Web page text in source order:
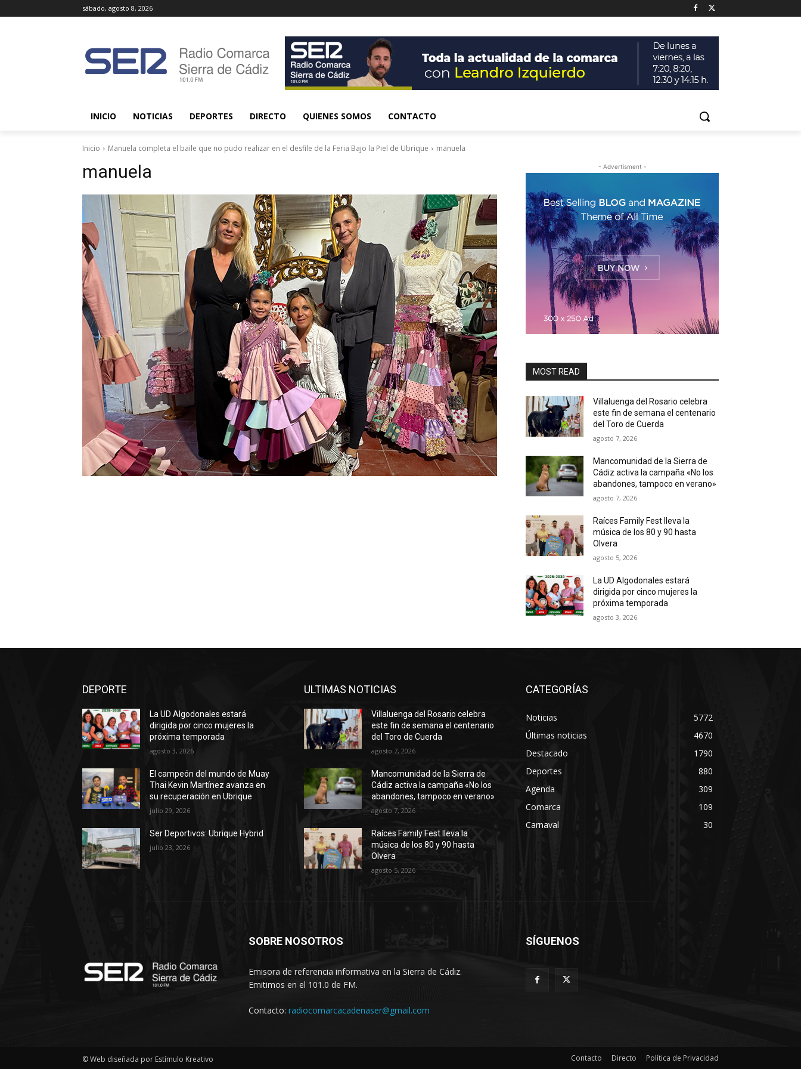
sábado, agosto 8, 2026
INICIO NOTICIAS DEPORTES DIRECTO QUIENES SOMOS CONTACTO
Inicio Manuela completa el baile que no pudo realizar en el desfile de la Feria Bajo la Piel de Ubrique manuela
manuela - Advertisment -
MOST READ
Villaluenga del Rosario celebra
este fin de semana el centenario
del Toro de Cuerda
agosto 7, 2026
Mancomunidad de la Sierra de
Cádiz activa la campaña «No los
abandones, tampoco en verano»
agosto 7, 2026
Raíces Family Fest lleva la
música de los 80 y 90 hasta
Olvera
agosto 5, 2026
La UD Algodonales estará
dirigida por cinco mujeres la
próxima temporada
agosto 3, 2026
DEPORTE
La UD Algodonales estará
dirigida por cinco mujeres la
próxima temporada
agosto 3, 2026
El campeón del mundo de Muay
Thai Kevin Martínez avanza en
su recuperación en Ubrique
julio 29, 2026
Ser Deportivos: Ubrique Hybrid
julio 23, 2026
ULTIMAS NOTICIAS
Villaluenga del Rosario celebra
este fin de semana el centenario
del Toro de Cuerda
agosto 7, 2026
Mancomunidad de la Sierra de
Cádiz activa la campaña «No los
abandones, tampoco en verano»
agosto 7, 2026
Raíces Family Fest lleva la
música de los 80 y 90 hasta
Olvera
agosto 5, 2026
CATEGORÍAS
Noticias
5772
Últimas noticias
4670
Destacado
1790
Deportes
880
Agenda
309
Comarca
109
Carnaval
30
SOBRE NOSOTROS
Emisora de referencia informativa en la Sierra de Cádiz.
Emitimos en el 101.0 de FM.
Contacto: radiocomarcacadenaser@gmail.com
SÍGUENOS
© Web diseñada por Estímulo Kreativo Contacto Directo Política de Privacidad